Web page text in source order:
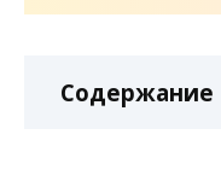
Содержание